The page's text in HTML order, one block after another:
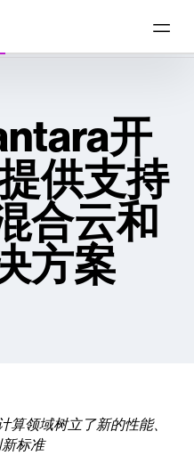
开
供支持
合云和
方案
算领域树立了新的性能、
标准